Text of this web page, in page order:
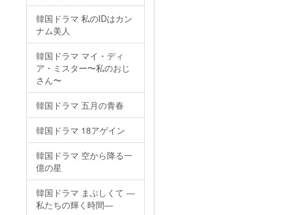
韓国ドラマ 私のIDはカン
ナム美人
韓国ドラマ マイ・ディ
ア・ミスター〜私のおじ
さん〜
韓国ドラマ 五月の青春
韓国ドラマ 18アゲイン
韓国ドラマ 空から降る一
億の星
韓国ドラマ まぶしくて ―
私たちの輝く時間―